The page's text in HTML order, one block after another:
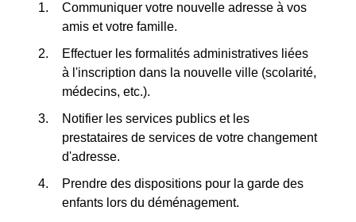
Communiquer votre nouvelle adresse à vos
amis et votre famille.
Effectuer les formalités administratives liées
à l'inscription dans la nouvelle ville (scolarité,
médecins, etc.).
Notifier les services publics et les
prestataires de services de votre changement
d'adresse.
Prendre des dispositions pour la garde des
enfants lors du déménagement.